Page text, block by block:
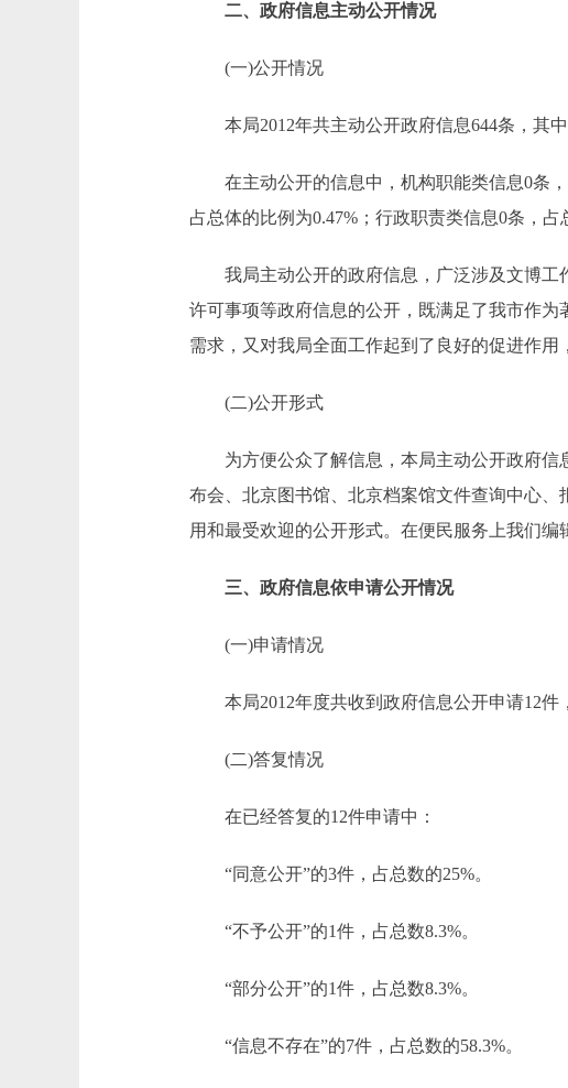
二、政府信息主动公开情况
(一)公开情况
本局2012年共主动公开政府信息644条，其中
在主动公开的信息中，机构职能类信息0条，
占总体的比例为0.47%；行政职责类信息0条，占
我局主动公开的政府信息，广泛涉及文博工
许可事项等政府信息的公开，既满足了我市作
需求，又对我局全面工作起到了良好的促进作用
(二)公开形式
为方便公众了解信息，本局主动公开政府信
布会、北京图书馆、北京档案馆文件查询中心
用和最受欢迎的公开形式。在便民服务上我们
三、政府信息依申请公开情况
(一)申请情况
本局2012年度共收到政府信息公开申请12件
(二)答复情况
在已经答复的12件申请中：
“同意公开”的3件，占总数的25%。
“不予公开”的1件，占总数8.3%。
“部分公开”的1件，占总数8.3%。
“信息不存在”的7件，占总数的58.3%。